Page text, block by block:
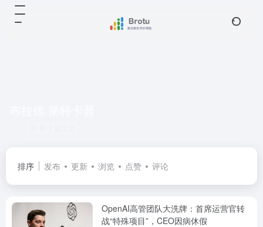
排序 发布 更新 浏览 点赞 评论
OpenAI高管团队大洗牌：首席运营官转
战“特殊项目”，CEO因病休假